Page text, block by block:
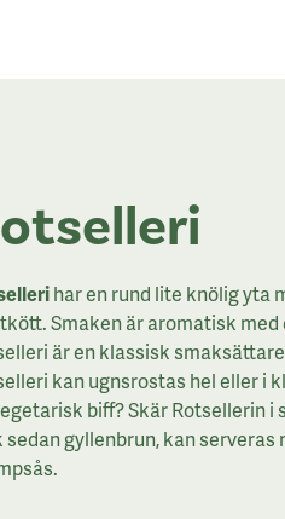
har en rund lite knölig yta
Smaken är aromatisk med
är en klassisk
kan ugnsrostas hel eller i
biff? Skär Rotsellerin i
sedan gyllenbrun, kan serveras